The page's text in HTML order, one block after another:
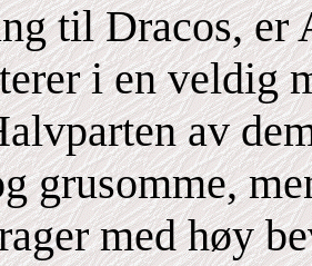
til Dracos, er
i en veldig
av
grusomme,
med høy